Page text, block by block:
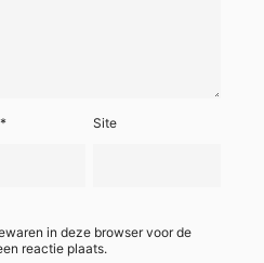
* Site
in deze browser voor de
reactie plaats.